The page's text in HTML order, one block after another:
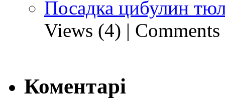
Посадка цибулин
Views (4) |
Коментарі